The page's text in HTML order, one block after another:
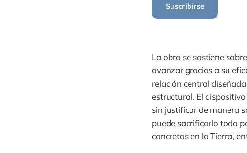
Suscribirse
La obra se sostiene
avanzar gracias a su
relación central
estructural. El
sin justificar de manera
puede sacrificarlo todo
concretas en la Tierra,